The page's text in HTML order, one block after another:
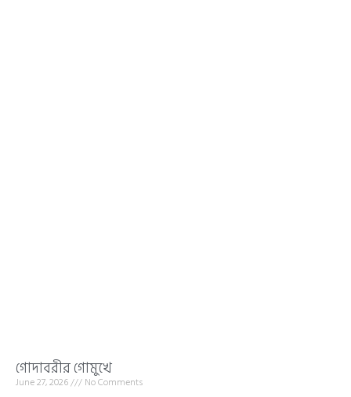
গোদাবরীর গোমুখে
June 27, 2026 No Comments